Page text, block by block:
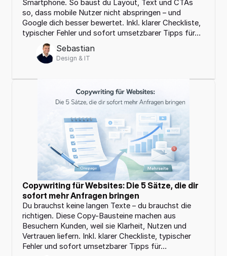
Smartphone. So baust du Layout, Text und CTAs
so, dass mobile Nutzer nicht abspringen – und
Google dich besser bewertet. Inkl. klarer Checkliste,
typischer Fehler und sofort umsetzbarer Tipps für…
Sebastian
Design & IT
Copywriting für Websites: Die 5 Sätze, die dir
sofort mehr Anfragen bringen
Du brauchst keine langen Texte – du brauchst die
richtigen. Diese Copy-Bausteine machen aus
Besuchern Kunden, weil sie Klarheit, Nutzen und
Vertrauen liefern. Inkl. klarer Checkliste, typischer
Fehler und sofort umsetzbarer Tipps für…